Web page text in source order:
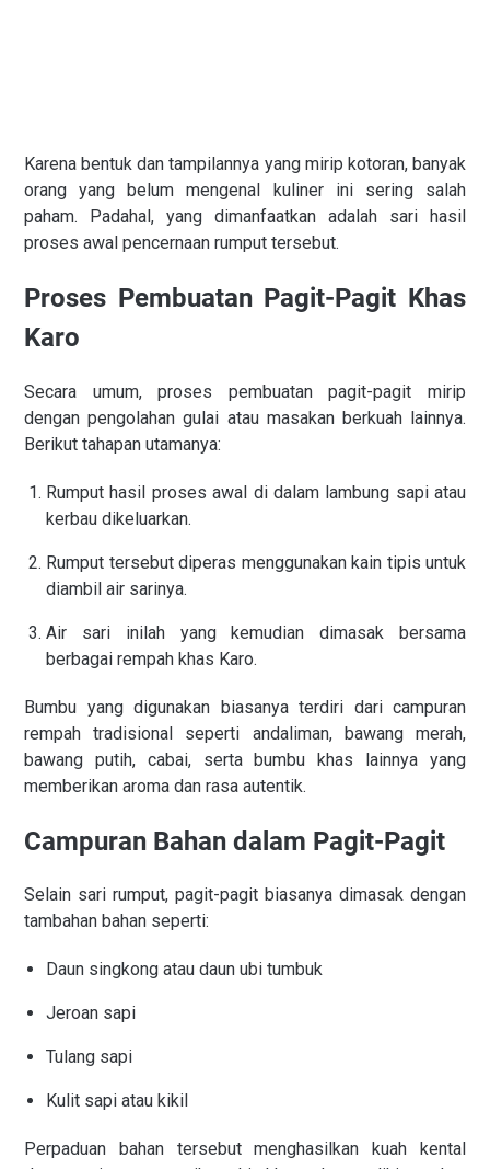
Karena bentuk dan tampilannya yang mirip kotoran, banyak
orang yang belum mengenal kuliner ini sering salah
paham. Padahal, yang dimanfaatkan adalah sari hasil
proses awal pencernaan rumput tersebut.
Proses Pembuatan Pagit-Pagit Khas
Karo
Secara umum, proses pembuatan pagit-pagit mirip
dengan pengolahan gulai atau masakan berkuah lainnya.
Berikut tahapan utamanya:
Rumput hasil proses awal di dalam lambung sapi atau
kerbau dikeluarkan.
Rumput tersebut diperas menggunakan kain tipis untuk
diambil air sarinya.
Air sari inilah yang kemudian dimasak bersama
berbagai rempah khas Karo.
Bumbu yang digunakan biasanya terdiri dari campuran
rempah tradisional seperti andaliman, bawang merah,
bawang putih, cabai, serta bumbu khas lainnya yang
memberikan aroma dan rasa autentik.
Campuran Bahan dalam Pagit-Pagit
Selain sari rumput, pagit-pagit biasanya dimasak dengan
tambahan bahan seperti:
Daun singkong atau daun ubi tumbuk
Jeroan sapi
Tulang sapi
Kulit sapi atau kikil
Perpaduan bahan tersebut menghasilkan kuah kental